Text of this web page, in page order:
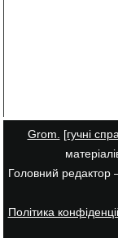
Grom. [гучні
Головний редактор
Політика